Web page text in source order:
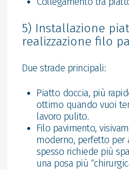
5) Installazione
realizzazione filo
Due strade principali:
Piatto doccia, più
ottimo quando vuoi
lavoro pulito.
Filo pavimento,
moderno, perfetto per
spesso richiede più
una posa più